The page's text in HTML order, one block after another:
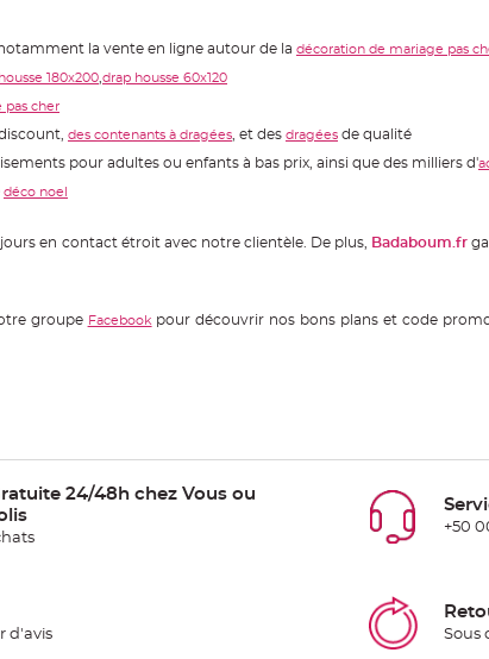
la vente en ligne autour de la décoration de mariage pas
180x200 drap housse 60x120
pas cher
des contenants à dragées , et des dragées de qualité
pour adultes ou enfants à bas prix, ainsi que des milliers d'
déco noel
en contact étroit avec notre clientèle. De plus, Badaboum.fr
groupe Facebook pour découvrir nos bons plans et code
24/48h chez Vous ou
+50
d'avis Sous